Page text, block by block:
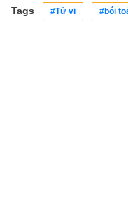
Tags #Tử vi #bói